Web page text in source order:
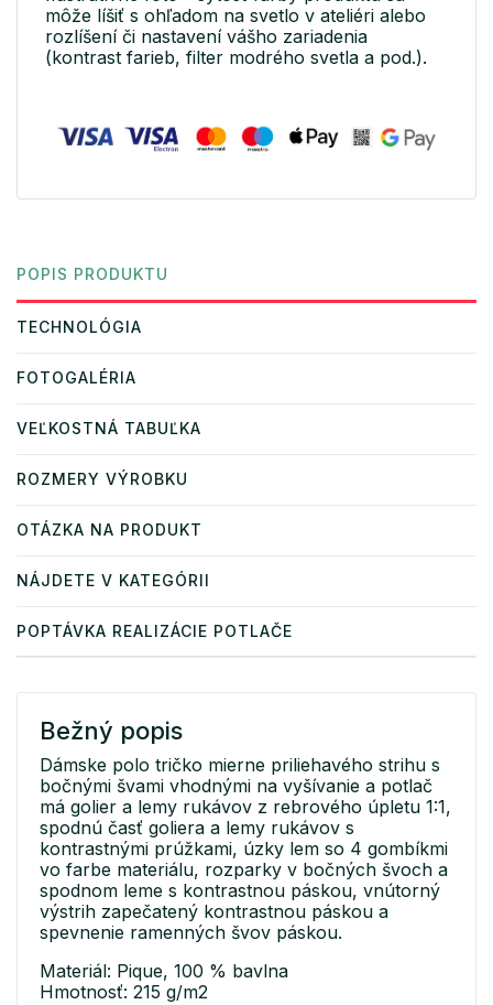
môže líšiť s ohľadom na svetlo v ateliéri alebo
rozlíšení či nastavení vášho zariadenia
(kontrast farieb, filter modrého svetla a pod.).
POPIS PRODUKTU
TECHNOLÓGIA
FOTOGALÉRIA
VEĽKOSTNÁ TABUĽKA
ROZMERY VÝROBKU
OTÁZKA NA PRODUKT
NÁJDETE V KATEGÓRII
POPTÁVKA REALIZÁCIE POTLAČE
Bežný popis
Dámske polo tričko mierne priliehavého strihu s
bočnými švami vhodnými na vyšívanie a potlač
má golier a lemy rukávov z rebrového úpletu 1:1,
spodnú časť goliera a lemy rukávov s
kontrastnými prúžkami, úzky lem so 4 gombíkmi
vo farbe materiálu, rozparky v bočných švoch a
spodnom leme s kontrastnou páskou, vnútorný
výstrih zapečatený kontrastnou páskou a
spevnenie ramenných švov páskou.
Materiál: Pique, 100 % bavlna
Hmotnosť: 215 g/m2